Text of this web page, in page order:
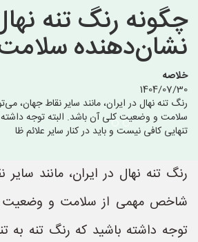
نهال های زینتی،غیرمثمر
نهال های
نهالستان های شهرها
چگونه رنگ تنه
نشان‌دهنده
خلاصه
1404/07/30
رنگ تنه نهال در ایران، مانند سایر نقاط جهان،
سلامت و وضعیت کلی آن باشد. البته توجه داشته
تنهایی کافی نیست و باید در کنار سایر علائم ظا
رنگ تنه نهال در ایران، مانند
شاخص مهمی از سلامت و وضعیت
توجه داشته باشید که رنگ تنه به